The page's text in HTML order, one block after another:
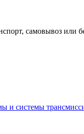
самовывоз или
и системы